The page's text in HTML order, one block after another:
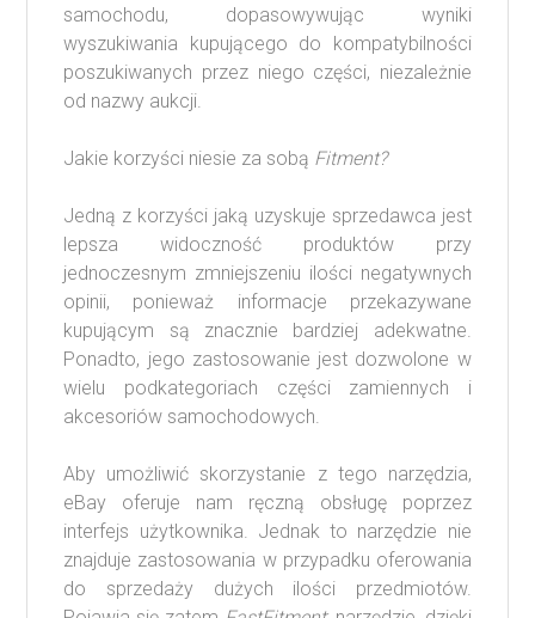
samochodu, dopasowywując wyniki
wyszukiwania kupującego do kompatybilności
poszukiwanych przez niego części, niezależnie
od nazwy aukcji.
Jakie korzyści niesie za sobą Fitment?
Jedną z korzyści jaką uzyskuje sprzedawca jest
lepsza widoczność produktów przy
jednoczesnym zmniejszeniu ilości negatywnych
opinii, ponieważ informacje przekazywane
kupującym są znacznie bardziej adekwatne.
Ponadto, jego zastosowanie jest dozwolone w
wielu podkategoriach części zamiennych i
akcesoriów samochodowych.
Aby umożliwić skorzystanie z tego narzędzia,
eBay oferuje nam ręczną obsługę poprzez
interfejs użytkownika. Jednak to narzędzie nie
znajduje zastosowania w przypadku oferowania
do sprzedaży dużych ilości przedmiotów.